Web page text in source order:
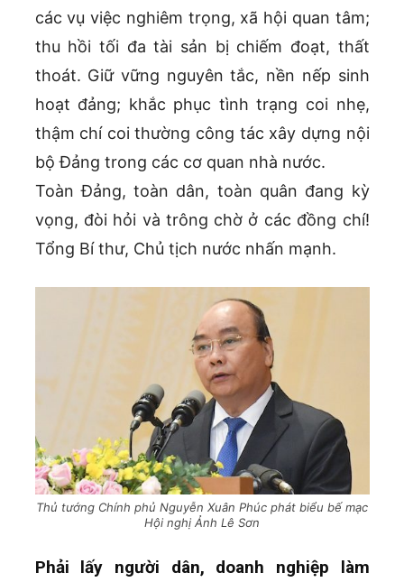
các vụ việc nghiêm trọng, xã hội quan tâm;
thu hồi tối đa tài sản bị chiếm đoạt, thất
thoát. Giữ vững nguyên tắc, nền nếp sinh
hoạt đảng; khắc phục tình trạng coi nhẹ,
thậm chí coi thường công tác xây dựng nội
bộ Đảng trong các cơ quan nhà nước.
Toàn Đảng, toàn dân, toàn quân đang kỳ
vọng, đòi hỏi và trông chờ ở các đồng chí!
Tổng Bí thư, Chủ tịch nước nhấn mạnh.
Thủ tướng Chính phủ Nguyễn Xuân Phúc phát biểu bế mạc
Hội nghị Ảnh Lê Sơn
Phải lấy người dân, doanh nghiệp làm